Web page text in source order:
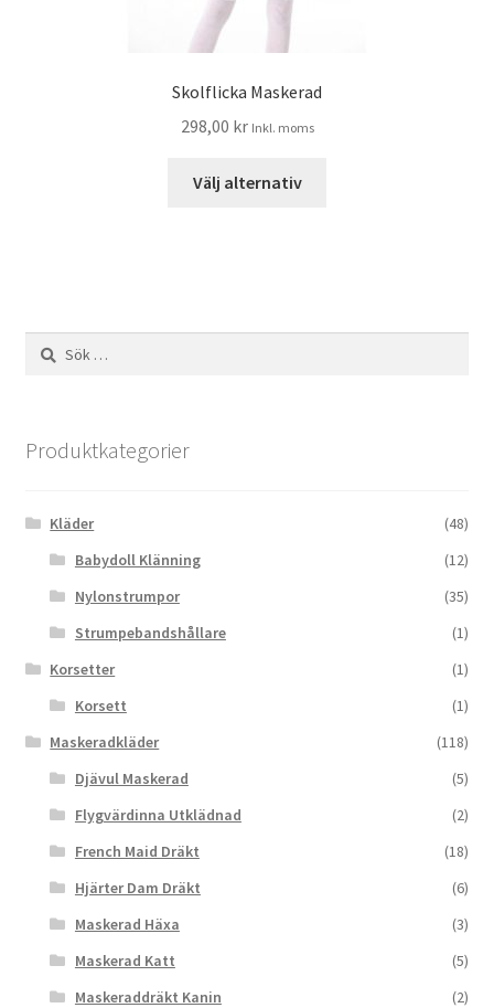
Skolflicka Maskerad
298,00 kr Inkl. moms
Välj alternativ
Sök
efter:
Produktkategorier
Kläder
(48)
Babydoll Klänning
(12)
Nylonstrumpor
(35)
Strumpebandshållare
(1)
Korsetter
(1)
Korsett
(1)
Maskeradkläder
(118)
Djävul Maskerad
(5)
Flygvärdinna Utklädnad
(2)
French Maid Dräkt
(18)
Hjärter Dam Dräkt
(6)
Maskerad Häxa
(3)
Maskerad Katt
(5)
Maskeraddräkt Kanin
(2)